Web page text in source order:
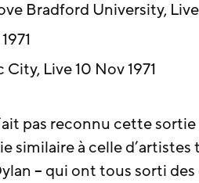
Bradford University, Live
Live 10 Nov 1971
pas reconnu cette sortie
similaire à celle d’artistes
– qui ont tous sorti